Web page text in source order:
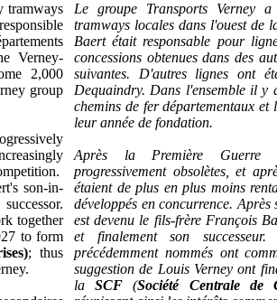
tramways
Verney-
2,000
group
son-in-
together
to form
; thus
Le groupe Transports Verney
tramways locales dans l'ouest de
Baert était responsable pour
concessions obtenues dans des
suivantes. D'autres lignes ont
Dequaindry. Dans l'ensemble il y
chemins de fer départementaux et
leur année de fondation.
Après la Première Guerre
progressivement obsolètes, et
étaient de plus en plus moins
développés en concurrence.
est devenu le fils-frère François
et finalement son successeur.
précédemment nommés ont
suggestion de Louis Verney ont
laSCF (Société Centrale de